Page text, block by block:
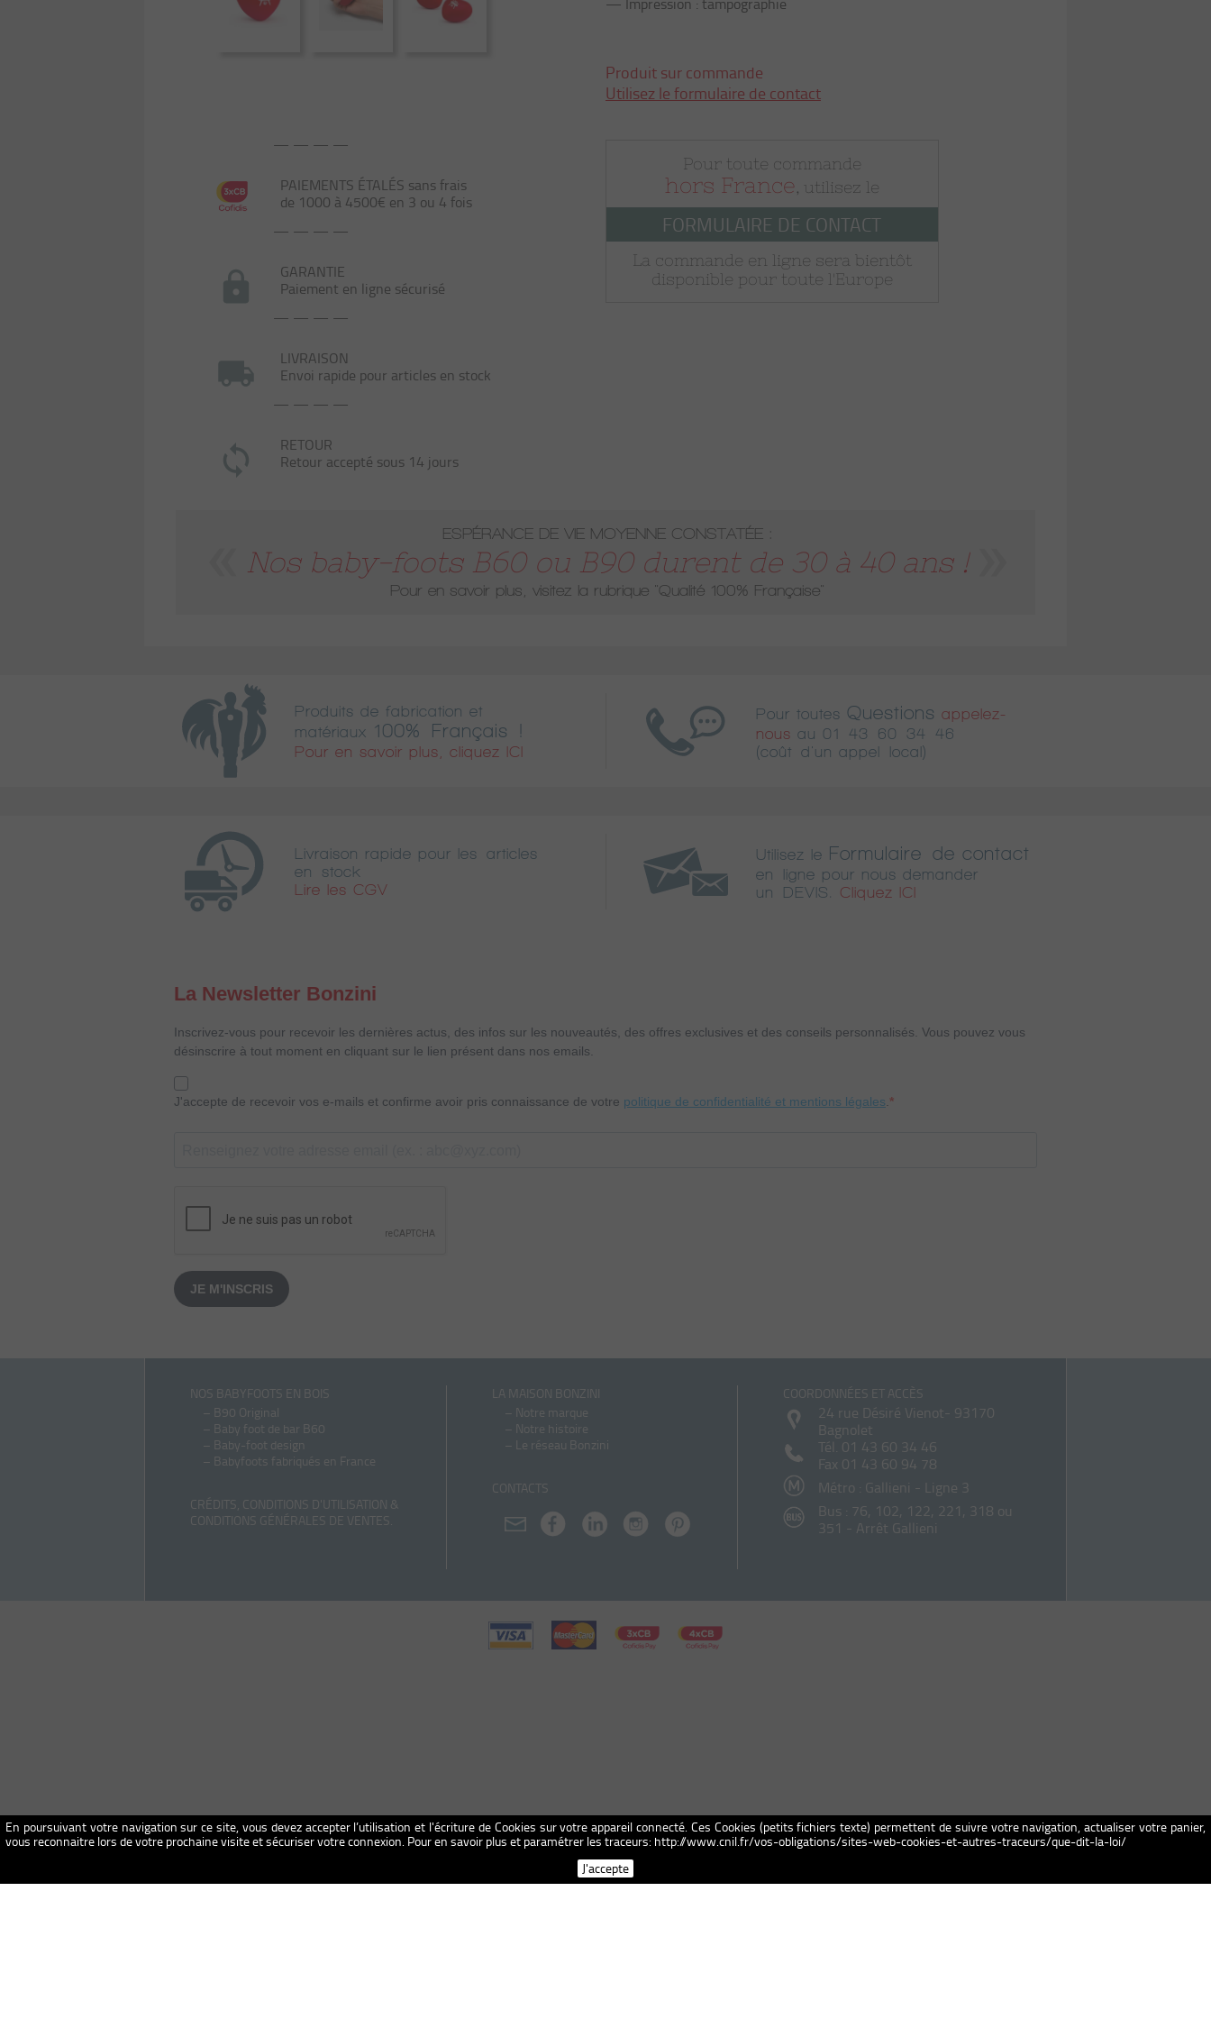
En poursuivant votre navigation sur ce site, vous devez accepter l’utilisation et l'écriture de Cookies sur votre appareil connecté. Ces Cookies (petits fichiers texte) permettent de suivre votre navigation, actualiser votre panier,
vous reconnaitre lors de votre prochaine visite et sécuriser votre connexion. Pour en savoir plus et paramétrer les traceurs: http://www.cnil.fr/vos-obligations/sites-web-cookies-et-autres-traceurs/que-dit-la-loi/
J'accepte
Produit sur commande
Utilisez le formulaire de contact
Pour toute commande
hors France , utilisez le
FORMULAIRE DE CONTACT
La commande en ligne sera bientôt
disponible pour toute l'Europe
— — — —
PAIEMENTS ÉTALÉS sans frais
de 1000 à 4500€ en 3 ou 4 fois
— — — —
GARANTIE
Paiement en ligne sécurisé
— — — —
LIVRAISON
Envoi rapide pour articles en stock
— — — —
RETOUR
Retour accepté sous 14 jours
ESPÉRANCE DE VIE MOYENNE CONSTATÉE :
Nos baby-foots B60 ou B90 durent de 30 à 40 ans !
Pour en savoir plus, visitez la rubrique "Qualité 100% Française"
Produits de fabrication et
matériaux
100% Français !
Pour en savoir plus, cliquez ICI
Pour toutes Questions appelez-
nous au 01 43 60 34 46
(coût d'un appel local)
Livraison rapide pour les articles
en stock
Lire les CGV
Utilisez le Formulaire de contact
en ligne pour nous demander
un DEVIS.
Cliquez ICI
La Newsletter Bonzini
Inscrivez-vous pour recevoir les dernières actus, des infos sur les nouveautés, des offres exclusives et des conseils personnalisés. Vous pouvez vous
désinscrire à tout moment en cliquant sur le lien présent dans nos emails.
J'accepte de recevoir vos e-mails et confirme avoir pris connaissance de votre politique de confidentialité et mentions légales
JE M'INSCRIS
NOS BABYFOOTS EN BOIS
– B90 Original
– Baby foot de bar B60
– Baby-foot design
– Babyfoots fabriqués en France
CRÉDITS, CONDITIONS D'UTILISATION &
CONDITIONS GÉNÉRALES DE VENTES.
LA MAISON BONZINI
– Notre marque
– Notre histoire
– Le réseau Bonzini
CONTACTS
COORDONNÉES ET ACCÈS
24 rue Désiré Vienot- 93170
Bagnolet
Tél. 01 43 60 34 46
Fax 01 43 60 94 78
Métro : Gallieni - Ligne 3
Bus : 76, 102, 122, 221, 318 ou
351 - Arrêt Gallieni